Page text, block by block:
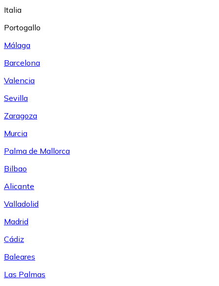
Italia
Portogallo
Málaga
Barcelona
Valencia
Sevilla
Zaragoza
Murcia
Palma de Mallorca
Bilbao
Alicante
Valladolid
Madrid
Cádiz
Baleares
Las Palmas